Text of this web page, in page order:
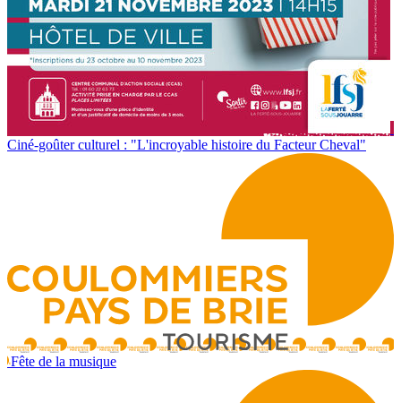
Ciné-goûter culturel : "L'incroyable histoire du Facteur Cheval"
Fête de la musique